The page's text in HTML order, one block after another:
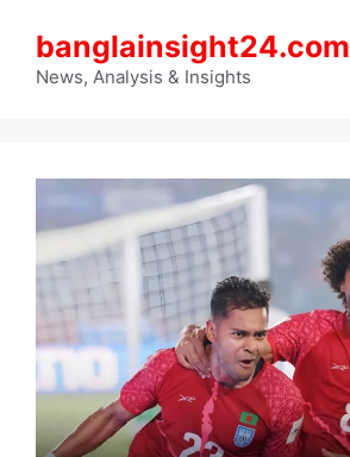
content
banglainsight24.com
News, Analysis & Insights